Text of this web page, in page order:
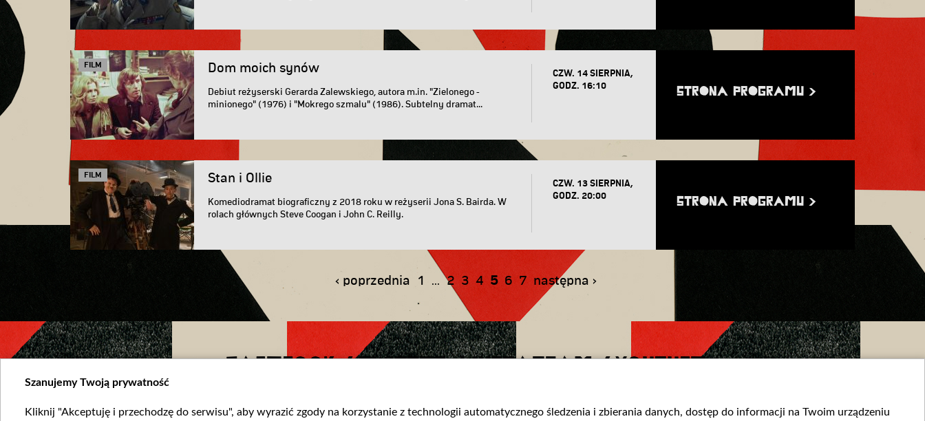
FILM Dom moich synów
Debiut reżyserski Gerarda Zalewskiego, autora m.in. "Zielonego -
minionego" (1976) i "Mokrego szmalu" (1986). Subtelny dramat...
CZW. 14 SIERPNIA,
GODZ. 16:10
STRONA PROGRAMU >
FILM Stan i Ollie
Komediodramat biograficzny z 2018 roku w reżyserii Jona S. Bairda. W
rolach głównych Steve Coogan i John C. Reilly.
CZW. 13 SIERPNIA,
GODZ. 20:00
STRONA PROGRAMU >
‹ poprzednia 1 ... 2 3 4 5 6 7 następna ›
FACEBOOK / TWITTER / INSTAGRAM /YOUTUBE
Szanujemy Twoją prywatność
Kliknij "Akceptuję i przechodzę do serwisu", aby wyrazić zgody na korzystanie z technologii automatycznego śledzenia i zbierania danych, dostęp do informacji na Twoim urządzeniu